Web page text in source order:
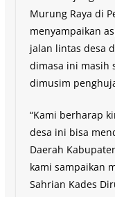
Murung Raya di
menyampaikan
jalan lintas desa
dimasa ini masih
dimusim
“Kami berharap
desa ini bisa
Daerah
kami sampaikan
Sahrian Kades